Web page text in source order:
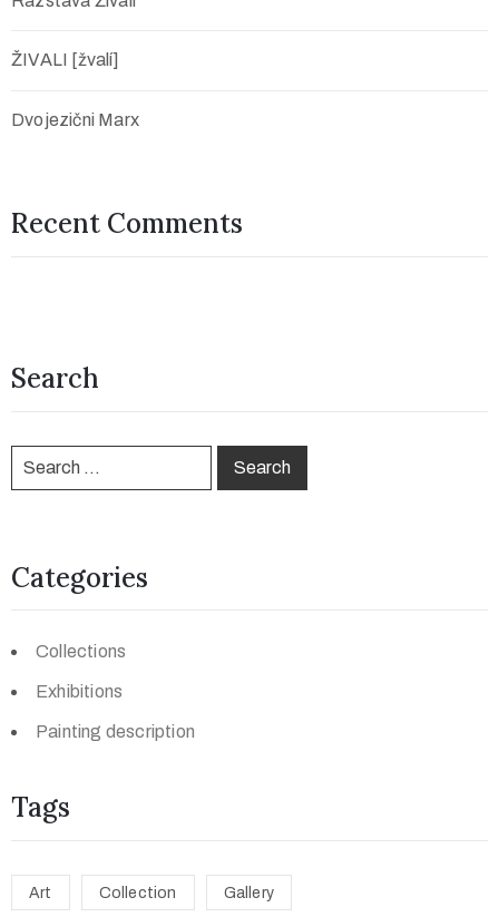
ŽIVALI [žvalí]
Dvojezični Marx
Recent Comments
Search
Categories
Collections
Exhibitions
Painting description
Tags
Art Collection Gallery